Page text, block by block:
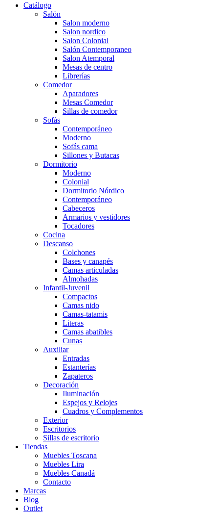
Catálogo
Salón
Salon moderno
Salon nordico
Salon Colonial
Salón Contemporaneo
Salon Atemporal
Mesas de centro
Librerías
Comedor
Aparadores
Mesas Comedor
Sillas de comedor
Sofás
Contemporáneo
Moderno
Sofás cama
Sillones y Butacas
Dormitorio
Moderno
Colonial
Dormitorio Nórdico
Contemporáneo
Cabeceros
Armarios y vestidores
Tocadores
Cocina
Descanso
Colchones
Bases y canapés
Camas articuladas
Almohadas
Infantil-Juvenil
Compactos
Camas nido
Camas-tatamis
Literas
Camas abatibles
Cunas
Auxiliar
Entradas
Estanterías
Zapateros
Decoración
Iluminación
Espejos y Relojes
Cuadros y Complementos
Exterior
Escritorios
Sillas de escritorio
Tiendas
Muebles Toscana
Muebles Lira
Muebles Canadá
Contacto
Marcas
Blog
Outlet